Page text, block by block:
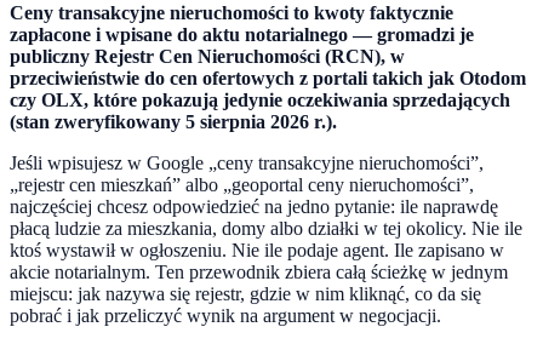
Ceny transakcyjne nieruchomości to kwoty faktycznie
zapłacone i wpisane do aktu notarialnego — gromadzi je
publiczny Rejestr Cen Nieruchomości (RCN), w
przeciwieństwie do cen ofertowych z portali takich jak Otodom
czy OLX, które pokazują jedynie oczekiwania sprzedających
(stan zweryfikowany 5 sierpnia 2026 r.).
Jeśli wpisujesz w Google „ceny transakcyjne nieruchomości”,
„rejestr cen mieszkań” albo „geoportal ceny nieruchomości”,
najczęściej chcesz odpowiedzieć na jedno pytanie: ile naprawdę
płacą ludzie za mieszkania, domy albo działki w tej okolicy. Nie ile
ktoś wystawił w ogłoszeniu. Nie ile podaje agent. Ile zapisano w
akcie notarialnym. Ten przewodnik zbiera całą ścieżkę w jednym
miejscu: jak nazywa się rejestr, gdzie w nim kliknąć, co da się
pobrać i jak przeliczyć wynik na argument w negocjacji.